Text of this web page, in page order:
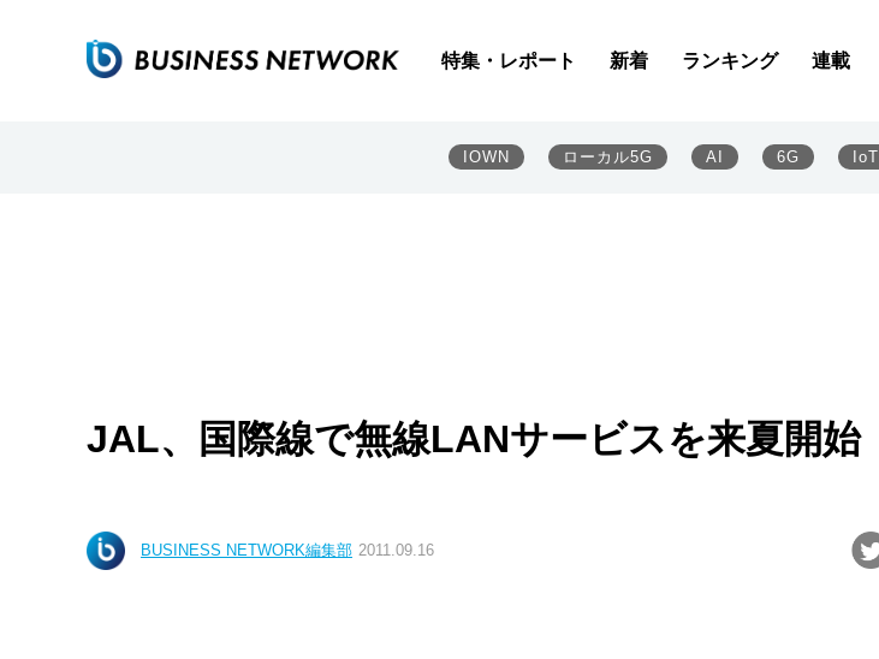
特集・レポート 新着 ランキング 連載
IOWN ローカル5G AI 6G IoT
JAL、国際線で無線LANサービスを来夏開始
BUSINESS NETWORK編集部 2011.09.16